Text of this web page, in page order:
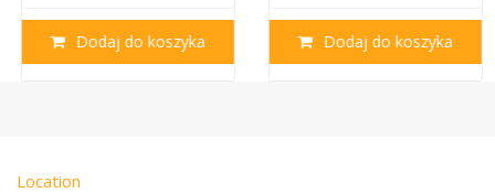
Dodaj do koszyka Dodaj do koszyka
Location